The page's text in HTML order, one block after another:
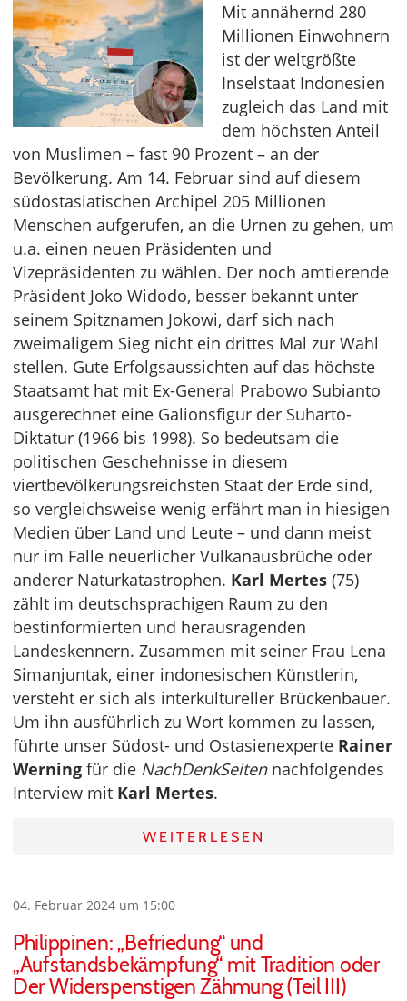
Mit annähernd 280
Millionen Einwohnern
ist der weltgrößte
Inselstaat Indonesien
zugleich das Land mit
dem höchsten Anteil
von Muslimen – fast 90 Prozent – an der
Bevölkerung. Am 14. Februar sind auf diesem
südostasiatischen Archipel 205 Millionen
Menschen aufgerufen, an die Urnen zu gehen, um
u.a. einen neuen Präsidenten und
Vizepräsidenten zu wählen. Der noch amtierende
Präsident Joko Widodo, besser bekannt unter
seinem Spitznamen Jokowi, darf sich nach
zweimaligem Sieg nicht ein drittes Mal zur Wahl
stellen. Gute Erfolgsaussichten auf das höchste
Staatsamt hat mit Ex-General Prabowo Subianto
ausgerechnet eine Galionsfigur der Suharto-
Diktatur (1966 bis 1998). So bedeutsam die
politischen Geschehnisse in diesem
viertbevölkerungsreichsten Staat der Erde sind,
so vergleichsweise wenig erfährt man in hiesigen
Medien über Land und Leute – und dann meist
nur im Falle neuerlicher Vulkanausbrüche oder
anderer Naturkatastrophen. Karl Mertes (75)
zählt im deutschsprachigen Raum zu den
bestinformierten und herausragenden
Landeskennern. Zusammen mit seiner Frau Lena
Simanjuntak, einer indonesischen Künstlerin,
versteht er sich als interkultureller Brückenbauer.
Um ihn ausführlich zu Wort kommen zu lassen,
führte unser Südost- und Ostasienexperte Rainer
Werning für die NachDenkSeitennachfolgendes
Interview mit Karl Mertes.
WEITERLESEN
04. Februar 2024 um 15:00
Philippinen: „Befriedung“ und
„Aufstandsbekämpfung“ mit Tradition oder
Der Widerspenstigen Zähmung (Teil III)